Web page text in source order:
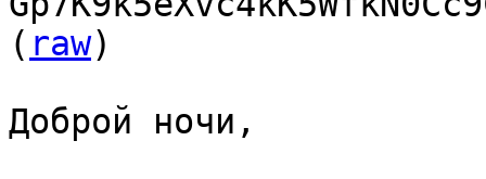
( raw)
Доброй ночи,